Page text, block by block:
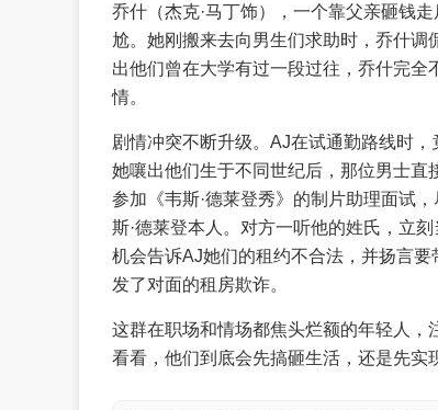
乔什（杰克·马丁饰），一个靠父亲砸钱
尬。她刚搬来去向男生们求助时，乔什
出他们曾在大学有过一段过往，乔什完
情。
剧情冲突不断升级。AJ在试通勤路线时
她嚷出他们生于不同世纪后，那位男士
参加《韦斯·德莱登秀》的制片助理面试
斯·德莱登本人。对方一听他的姓氏，立
机会告诉AJ她们的租约不合法，并扬言
发了对面的租房欺诈。
这群在职场和情场都焦头烂额的年轻人
看看，他们到底会先搞砸生活，还是先实